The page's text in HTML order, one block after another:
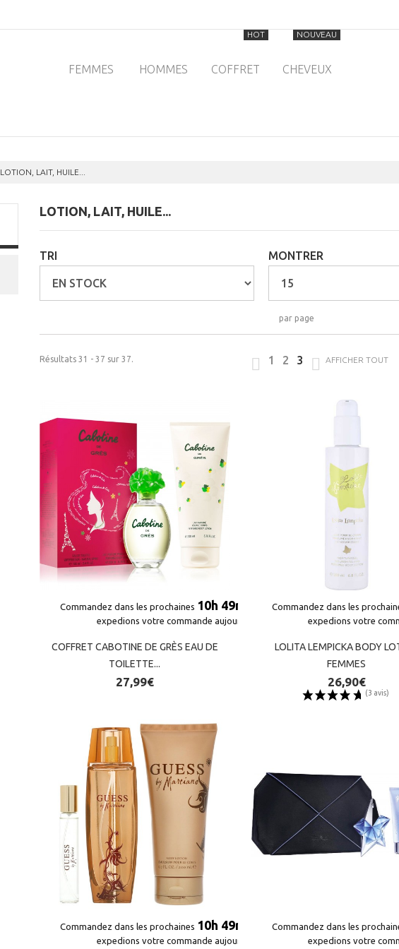
FEMMES HOMMES COFFRET
HOT
CHEVEUX
NOUVEAU
LOTION, LAIT, HUILE...
LOTION, LAIT, HUILE...
TRI MONTRER
par page
AFFICHER TOUT
1 2 3
Résultats 31 - 37 sur 37.
Commandez dans les prochaines 10h 49m 09s
et nous
expedions votre commande aujourd'hui*
COFFRET CABOTINE DE GRÈS EAU DE
TOILETTE...
27,99€
Commandez dans les prochaines 10h 49m 09s
et nous
expedions votre commande aujourd'hui*
COFFRET CABOTINE DE GRÈS EAU DE
TOILETTE...
27,99€
Commandez dans les
expedions votre
LOLITA LEMPICKA BODY
FEMMES
26,90€
Commandez dans les
expedions votre
LOLITA LEMPICKA BODY
FEMMES
26,90€
Commandez dans les prochaines 10h 49m 09s
et nous
expedions votre commande aujourd'hui*
Commandez dans les prochaines 10h 49m 09s
et nous
expedions votre commande aujourd'hui*
Commandez dans les
expedions votre
Commandez dans les
expedions votre